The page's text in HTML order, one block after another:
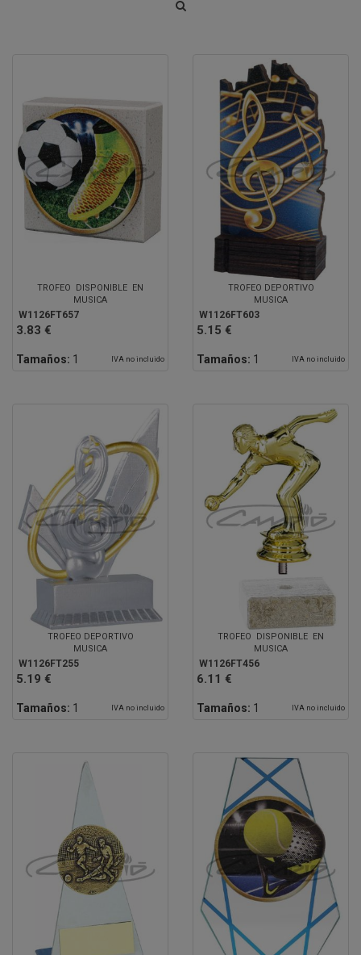
TROFEO DISPONIBLE EN
MUSICA
W1126FT657
3.83 €
Tamaños: 1 IVA no incluido
TROFEO DEPORTIVO
MUSICA
W1126FT603
5.15 €
Tamaños: 1 IVA no incluido
TROFEO DEPORTIVO
MUSICA
W1126FT255
5.19 €
Tamaños: 1 IVA no incluido
TROFEO DISPONIBLE EN
MUSICA
W1126FT456
6.11 €
Tamaños: 1 IVA no incluido